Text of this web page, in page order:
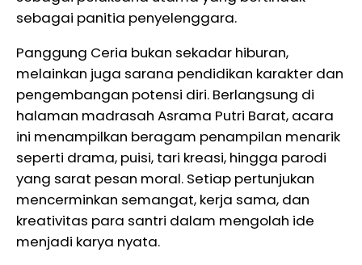
sebagai panitia penyelenggara.
Panggung Ceria bukan sekadar hiburan,
melainkan juga sarana pendidikan karakter dan
pengembangan potensi diri. Berlangsung di
halaman madrasah Asrama Putri Barat, acara
ini menampilkan beragam penampilan menarik
seperti drama, puisi, tari kreasi, hingga parodi
yang sarat pesan moral. Setiap pertunjukan
mencerminkan semangat, kerja sama, dan
kreativitas para santri dalam mengolah ide
menjadi karya nyata.